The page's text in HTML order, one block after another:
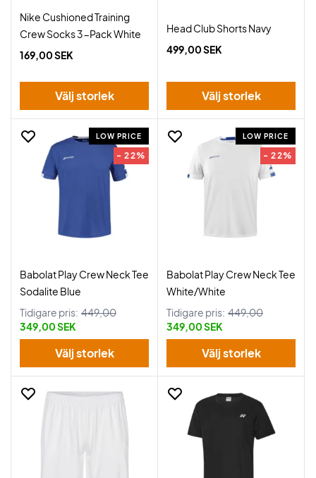
Nike Cushioned Training
Crew Socks 3-Pack White
169,00 SEK
Välj storlek
Head Club Shorts Navy
499,00 SEK
Välj storlek
LOW PRICE
- 22%
Babolat Play Crew Neck Tee
Sodalite Blue
Tidigare pris: 449,00
349,00 SEK
Välj storlek
LOW PRICE
- 22%
Babolat Play Crew Neck Tee
White/White
Tidigare pris: 449,00
349,00 SEK
Välj storlek